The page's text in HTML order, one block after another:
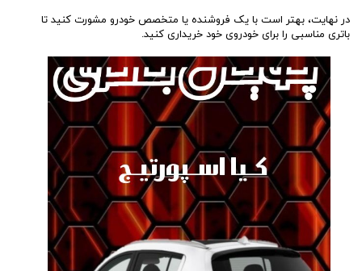
در نهایت، بهتر است با یک فروشنده یا متخصص خودرو مشورت کنید تا
باتری مناسبی را برای خودروی خود خریداری کنید.